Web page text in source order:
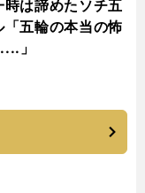
は諦めたソチ五
五輪の本当の怖
」